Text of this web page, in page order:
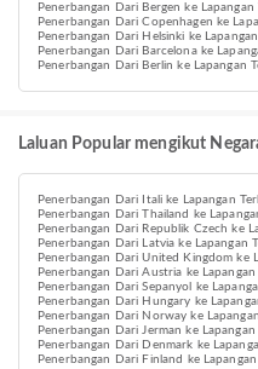
Penerbangan Dari Bergen ke
Penerbangan Dari Copenhagen ke
Penerbangan Dari Helsinki ke
Penerbangan Dari Barcelona ke
Penerbangan Dari Berlin ke Lapangan
Laluan Popular mengikut
Penerbangan Dari Itali ke Lapangan
Penerbangan Dari Thailand ke
Penerbangan Dari Republik Czech ke
Penerbangan Dari Latvia ke Lapangan
Penerbangan Dari United Kingdom ke
Penerbangan Dari Austria ke
Penerbangan Dari Sepanyol ke
Penerbangan Dari Hungary ke
Penerbangan Dari Norway ke
Penerbangan Dari Jerman ke
Penerbangan Dari Denmark ke
Penerbangan Dari Finland ke